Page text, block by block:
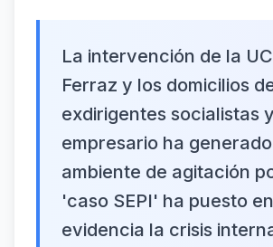
La intervención de la
Ferraz y los domicilios
exdirigentes socialistas
empresario ha
ambiente de agitación
'caso SEPI' ha puesto en
evidencia la crisis